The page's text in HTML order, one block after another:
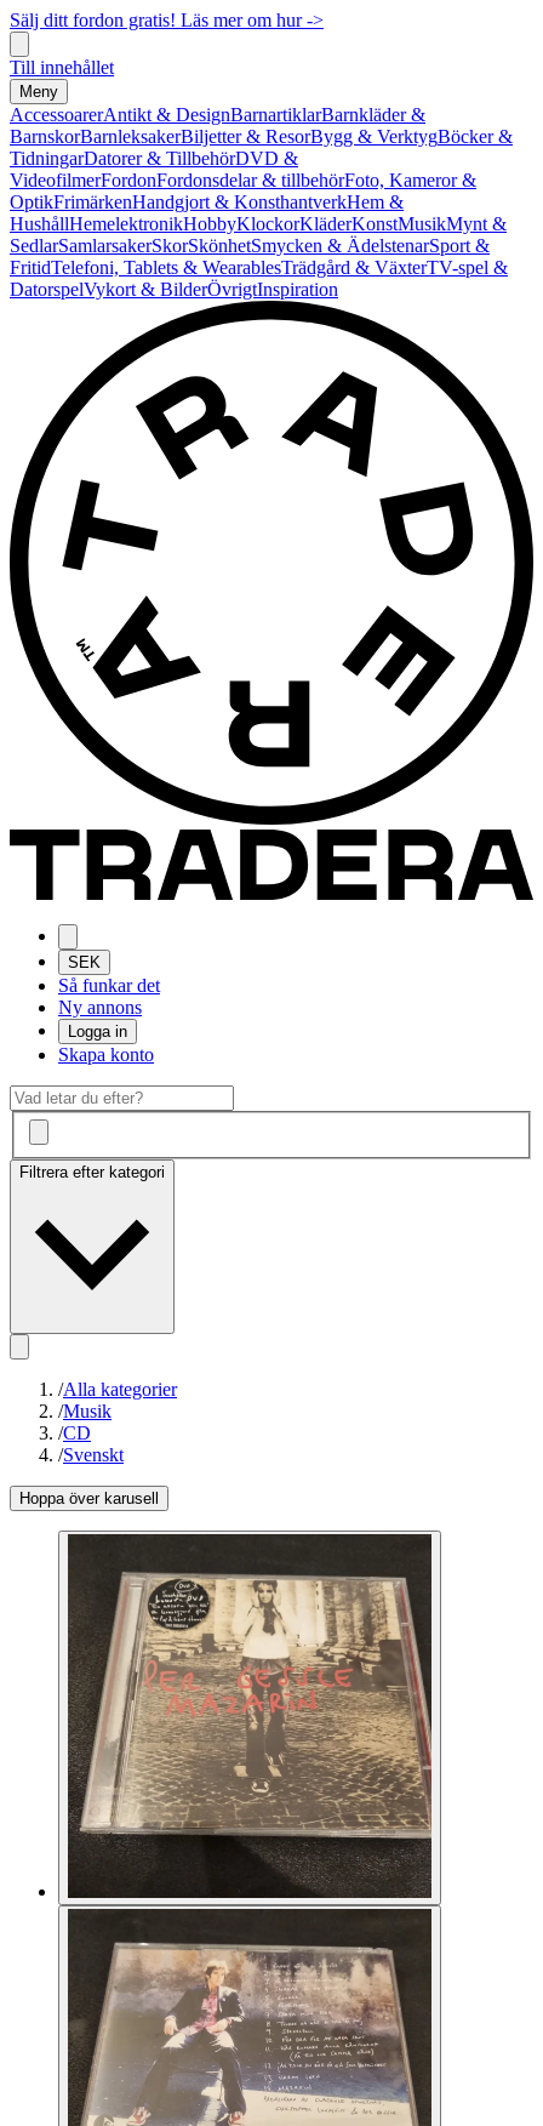
Sälj ditt fordon gratis! Läs mer om hur ->
Till innehållet
Meny
AccessoarerAntikt & DesignBarnartiklarBarnkläder &
BarnskorBarnleksakerBiljetter & ResorBygg & VerktygBöcker &
TidningarDatorer & TillbehörDVD &
VideofilmerFordonFordonsdelar & tillbehörFoto, Kameror &
OptikFrimärkenHandgjort & KonsthantverkHem &
HushållHemelektronikHobbyKlockorKläderKonstMusikMynt &
SedlarSamlarsakerSkorSkönhetSmycken & ÄdelstenarSport &
FritidTelefoni, Tablets & WearablesTrädgård & VäxterTV-spel &
DatorspelVykort & BilderÖvrigtInspiration
SEK
Så funkar det
Ny annons
Logga in
Skapa konto
Filtrera efter kategori
/Alla kategorier
/Musik
/CD
/Svenskt
Hoppa över karusell